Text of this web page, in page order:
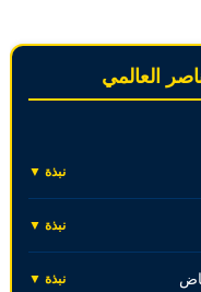
العالمي
نبذة ▼
نبذة ▼
نبذة ▼